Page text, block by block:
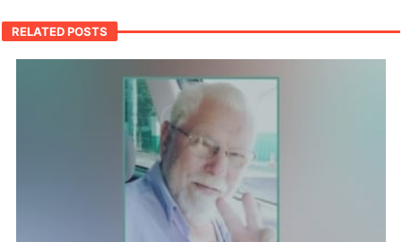
RELATED POSTS